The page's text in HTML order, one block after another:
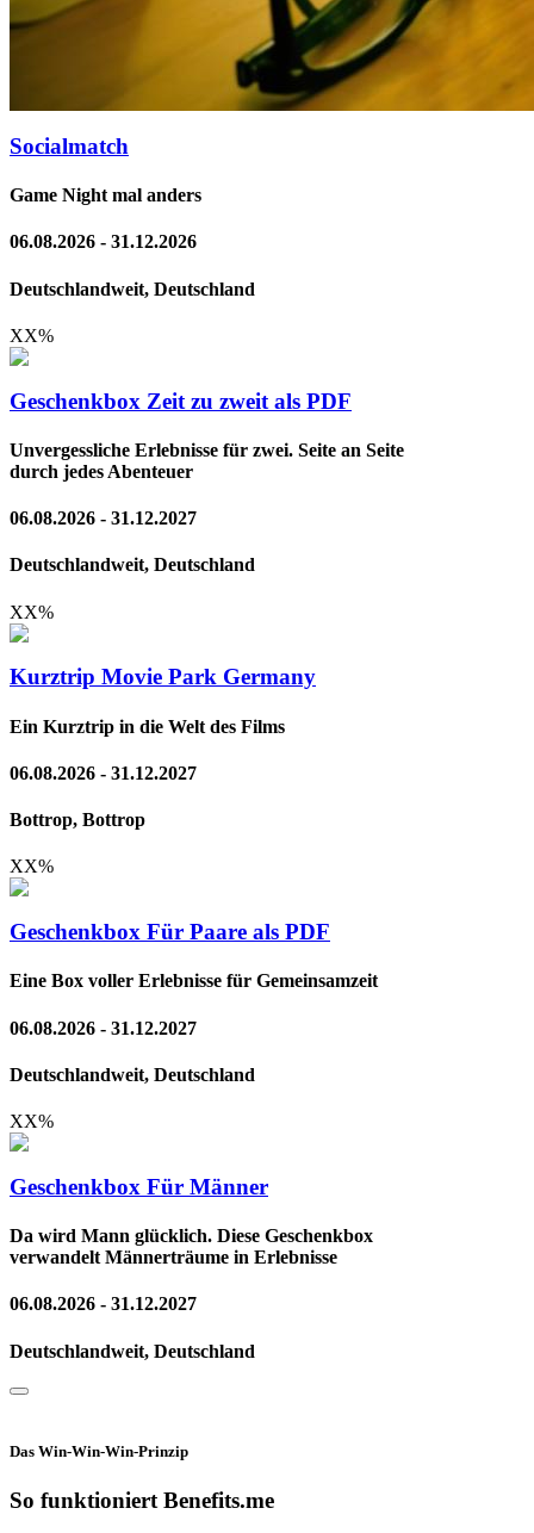
Socialmatch
Game Night mal anders
06.08.2026 - 31.12.2026
Deutschlandweit, Deutschland
XX%
Geschenkbox Zeit zu zweit als PDF
Unvergessliche Erlebnisse für zwei. Seite an Seite
durch jedes Abenteuer
06.08.2026 - 31.12.2027
Deutschlandweit, Deutschland
XX%
Kurztrip Movie Park Germany
Ein Kurztrip in die Welt des Films
06.08.2026 - 31.12.2027
Bottrop, Bottrop
XX%
Geschenkbox Für Paare als PDF
Eine Box voller Erlebnisse für Gemeinsamzeit
06.08.2026 - 31.12.2027
Deutschlandweit, Deutschland
XX%
Geschenkbox Für Männer
Da wird Mann glücklich. Diese Geschenkbox
verwandelt Männerträume in Erlebnisse
06.08.2026 - 31.12.2027
Deutschlandweit, Deutschland
Das Win-Win-Win-Prinzip
So funktioniert Benefits.me